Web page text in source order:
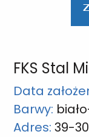
FKS Stal
Data
Barwy:
Adres: 39-